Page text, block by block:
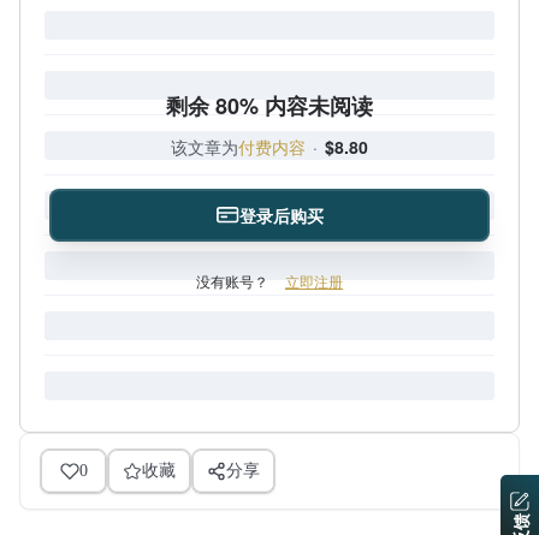
剩余 80% 内容未阅读
该文章为付费内容 · $8.80
登录后购买
没有账号？ 立即注册
0 收藏 分享